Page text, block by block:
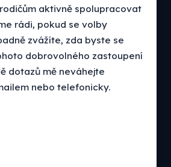
aktivně spolupracovat
rádi, pokud se volby
zvážíte, zda byste se
dobrovolného zastoupení
dotazů mě neváhejte
nebo telefonicky.